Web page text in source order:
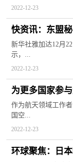
2022-12-23
快资讯：东盟
伴关系深入发展
新华社雅加达12月
示，...
2022-12-23
为更多国家参
作为航天领域工作
国空...
2022-12-23
环球聚焦：日